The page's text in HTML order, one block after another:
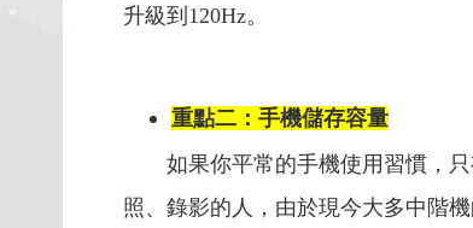
升級到120Hz。
重點二：手機儲存容量
如果你平常的手機使用習慣，只
照、錄影的人，由於現今大多中階